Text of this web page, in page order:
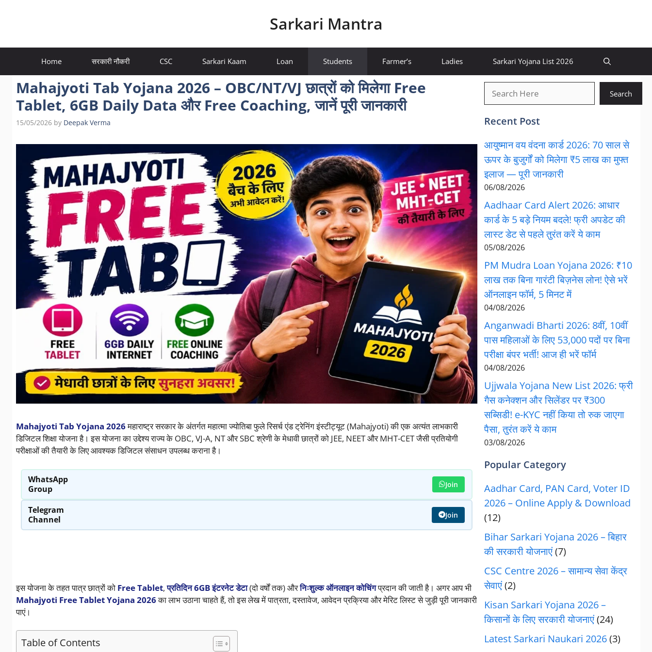
Sarkari Mantra
Home सरकारी नौकरी CSC Sarkari Kaam Loan Students Farmer’s Ladies Sarkari Yojana List 2026
Mahajyoti Tab Yojana 2026 – OBC/NT/VJ छात्रों को मिलेगा Free
Tablet, 6GB Daily Data और Free Coaching, जानें पूरी जानकारी
15/05/2026 by Deepak Verma
Mahajyoti Tab Yojana 2026महाराष्ट्र सरकार के अंतर्गत महात्मा ज्योतिबा फुले रिसर्च एंड ट्रेनिंग इंस्टीट्यूट (Mahajyoti) की एक अत्यंत लाभकारी
डिजिटल शिक्षा योजना है। इस योजना का उद्देश्य राज्य के OBC, VJ-A, NT और SBC श्रेणी के मेधावी छात्रों को JEE, NEET और MHT-CET जैसी प्रतियोगी
परीक्षाओं की तैयारी के लिए आवश्यक डिजिटल संसाधन उपलब्ध कराना है।
WhatsApp
Group
Join
Telegram
Channel
Join
इस योजना के तहत पात्र छात्रों को Free Tablet,प्रतिदिन 6GB इंटरनेट डेटा(दो वर्षों तक) औरनिःशुल्क ऑनलाइन कोचिंगप्रदान की जाती है। अगर आप भी
Mahajyoti Free Tablet Yojana 2026का लाभ उठाना चाहते हैं, तो इस लेख में पात्रता, दस्तावेज, आवेदन प्रक्रिया और मेरिट लिस्ट से जुड़ी पूरी जानकारी
पाएं।
Table of Contents
Search
Recent Post
आयुष्मान वय वंदना कार्ड 2026: 70 साल से
ऊपर के बुजुर्गों को मिलेगा ₹5 लाख का मुफ्त
इलाज — पूरी जानकारी
06/08/2026
Aadhaar Card Alert 2026: आधार
कार्ड के 5 बड़े नियम बदले! फ्री अपडेट की
लास्ट डेट से पहले तुरंत करें ये काम
05/08/2026
PM Mudra Loan Yojana 2026: ₹10
लाख तक बिना गारंटी बिज़नेस लोन! ऐसे भरें
ऑनलाइन फॉर्म, 5 मिनट में
04/08/2026
Anganwadi Bharti 2026: 8वीं, 10वीं
पास महिलाओं के लिए 53,000 पदों पर बिना
परीक्षा बंपर भर्ती! आज ही भरें फॉर्म
04/08/2026
Ujjwala Yojana New List 2026: फ्री
गैस कनेक्शन और सिलेंडर पर ₹300
सब्सिडी! e-KYC नहीं किया तो रुक जाएगा
पैसा, तुरंत करें ये काम
03/08/2026
Popular Category
Aadhar Card, PAN Card, Voter ID
2026 – Online Apply & Download
(12)
Bihar Sarkari Yojana 2026 – बिहार
की सरकारी योजनाएं(7)
CSC Centre 2026 – सामान्य सेवा केंद्र
सेवाएं(2)
Kisan Sarkari Yojana 2026 –
किसानों के लिए सरकारी योजनाएं(24)
Latest Sarkari Naukari 2026(3)